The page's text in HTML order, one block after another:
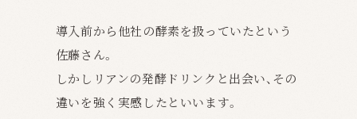
導入前から他社の酵素を扱っていたという
佐藤さん。
しかしリアンの発酵ドリンクと出会い、その
違いを強く実感したといいます。